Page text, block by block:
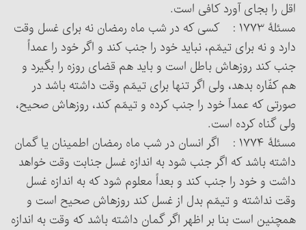
اقل را بجای آورد کافی است.
مسئلۀ ۱۷۷۳ : کسی که در شب ماه رمضان نه برای غسل وقت
دارد و نه برای تیمّم، نباید خود را جنب کند و اگر خود را عمداً
جنب کند روزه‏اش باطل است و باید هم قضای روزه را بگیرد و
هم کفّاره بدهد، ولی اگر تنها برای تیمّم وقت داشته باشد در
صورتی که عمداّ خود را جنب کرده و تیمّم کند، روزه‏اش صحیح،
ولی گناه کرده است.
مسئلۀ ۱۷۷۴ : اگر انسان در شب ماه رمضان اطمینان یا گمان
داشته باشد که اگر جنب شود به اندازه غسل جنابت وقت خواهد
داشت و خود را جنب کند و بعداً معلوم شود که به اندازه غسل
وقت نداشته و تیمّم بدل از غسل کند روزه‏اش صحیح است و
همچنین است بنا بر اظهر اگر گمان داشته باشد که وقت به اندازه